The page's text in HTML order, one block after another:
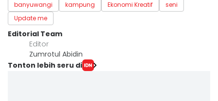
banyuwangi kampung Ekonomi Kreatif
seni
Update me
Editorial Team
Editor
Zumrotul Abidin
Tonton lebih seru di